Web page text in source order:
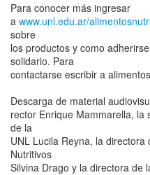
Para conocer más ingresar
a www.unl.edu.ar/
sobre
los productos y como
solidario. Para
contactarse escribir a
Descarga de material
rector Enrique Mammarella, la
de la
UNL Lucila Reyna, la
Nutritivos
Silvina Drago y la directora de